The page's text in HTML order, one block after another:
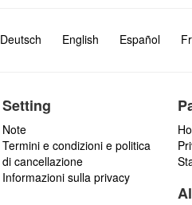
Deutsch English Español
Setting
Note
Termini e condizioni e politica
di cancellazione
Informazioni sulla privacy